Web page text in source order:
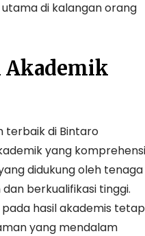
di kalangan orang
Akademik
terbaik di Bintaro
yang
didukung oleh tenaga
berkualifikasi tinggi.
hasil akademis
yang mendalam